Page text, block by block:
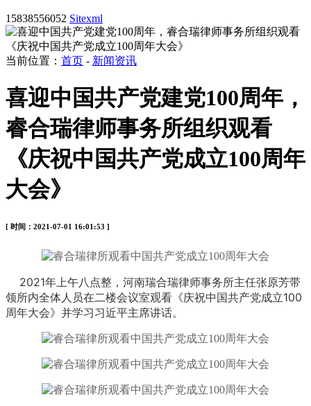
15838556052 Sitexml
当前位置： 首页 - 新闻资讯
喜迎中国共产党建党100周年，
睿合瑞律师事务所组织观看
《庆祝中国共产党成立100周年
大会》
[ 时间：2021-07-01 16:01:53 ]
2021年上午八点整，河南瑞合瑞律师事务所主任张原芳带
领所内全体人员在二楼会议室观看《庆祝中国共产党成立100
周年大会》并学习习近平主席讲话。